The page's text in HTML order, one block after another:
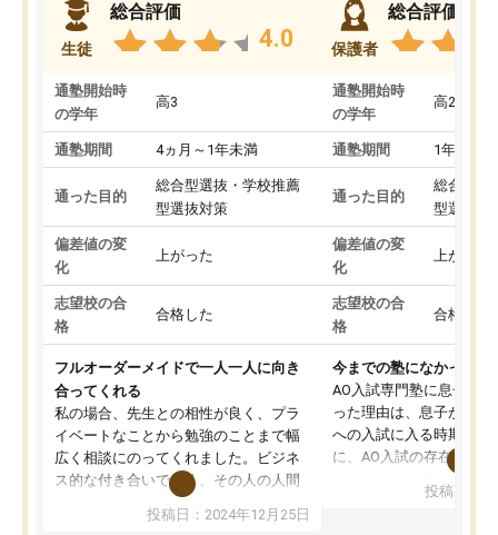
生徒
総合評価
4.0
通塾開始時
の学年
高3
通塾期間 4ヵ月～1年未満
通った目的
総合型選抜・学校推薦
型選抜対策
偏差値の変
化
上がった
志望校の合
格
合格した
フルオーダーメイドで一人一人に向き
合ってくれる
私の場合、先生との相性が良く、プラ
イベートなことから勉強のことまで幅
広く相談にのってくれました。ビジネ
ス的な付き合いでなく、その人の人間
性までを適切に把握し、むきあってい
るなぁと強く感じることできました。
投稿日：2024年12月25日
保護者
総合評価
通塾開始時
の学年
高2
通塾期間 1年以上
通った目的
総合型選
型選抜対
偏差値の変
化
上がった
志望校の合
格
合格した
今までの塾になかった
AO入試専門塾に息子を
った理由は、息子が高校
への入試に入る時期に差
に、AO入試の存在を息
たことから、AOIに入塾
投稿日：